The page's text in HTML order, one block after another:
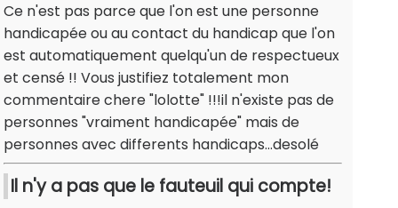
Ce n'est pas parce que l'on est une personne
handicapée ou au contact du handicap que l'on
est automatiquement quelqu'un de respectueux
et censé !! Vous justifiez totalement mon
commentaire chere "lolotte" !!!il n'existe pas de
personnes "vraiment handicapée" mais de
personnes avec differents handicaps...desolé
Il n'y a pas que le fauteuil qui compte!